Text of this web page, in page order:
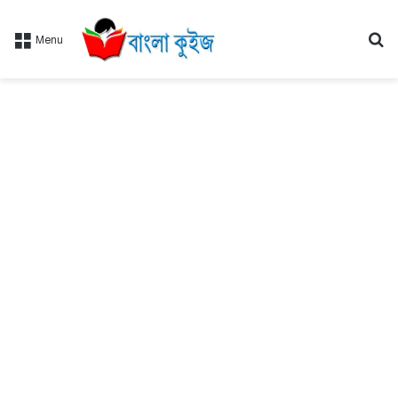
Menu